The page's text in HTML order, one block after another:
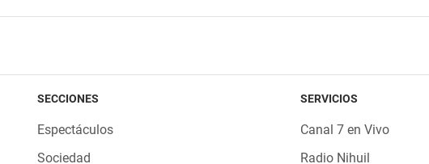
SECCIONES
Espectáculos
Sociedad
SERVICIOS
Canal 7 en Vivo
Radio Nihuil